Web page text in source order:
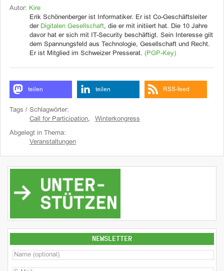
Autor: Kire
Erik Schönenberger ist Informatiker. Er ist Co-Geschäftsleiter
der Digitalen Gesellschaft, die er mit initiiert hat. Die 10 Jahre
davor hat er sich mit IT-Security beschäftigt. Sein Interesse gilt
dem Spannungsfeld aus Technologie, Gesellschaft und Recht.
Er ist Mitglied im Schweizer Presserat. (PGP-Key)
teilen teilen RSS-feed
Tags / Schlagwörter:
Call for Participation, Winterkongress
Abgelegt in Thema:
Veranstaltungen
NEWSLETTER